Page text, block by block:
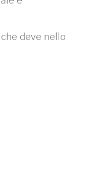
che deve nello